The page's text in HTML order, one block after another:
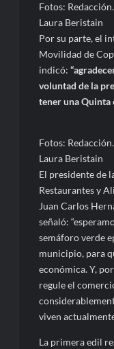
Fotos:
Laura Beristain
Por su parte, el
Movilidad de
indicó:
voluntad de la
tener una Quinta
Fotos:
Laura Beristain
El presidente de
Restaurantes y
Juan Carlos
señaló:
semáforo verde
municipio, para
económica. Y,
regule el
viven
La primera edil